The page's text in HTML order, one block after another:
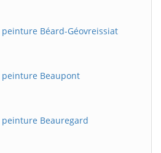
Béard-Géovreissiat
Beaupont
Beauregard